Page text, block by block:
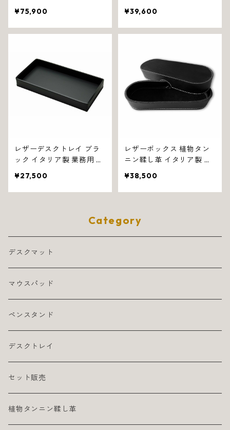
ス 1328
¥75,900 ¥39,600
レザーデスクトレイ ブラ
ック イタリア製 業務用 プ
¥27,500
レザーボックス 植物タン
ニン鞣し革 イタリア製 ブ
¥38,500
Category
デスクマット
マウスパッド
ペンスタンド
デスクトレイ
セット販売
植物タンニン鞣し革